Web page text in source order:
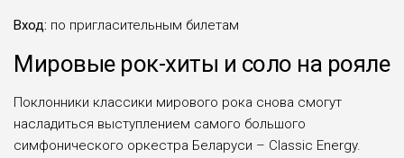
Вход: по пригласительным билетам
Мировые рок-хиты и соло на рояле
Поклонники классики мирового рока снова смогут
насладиться выступлением самого большого
симфонического оркестра Беларуси – Classic Energy.